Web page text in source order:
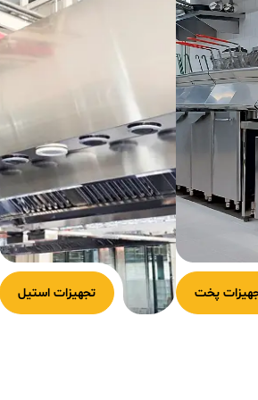
پخت تجهیزات استیل